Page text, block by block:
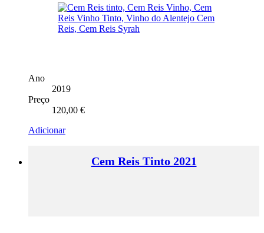
Ano
2019
Preço
120,00 €
Adicionar
Cem Reis Tinto 2021